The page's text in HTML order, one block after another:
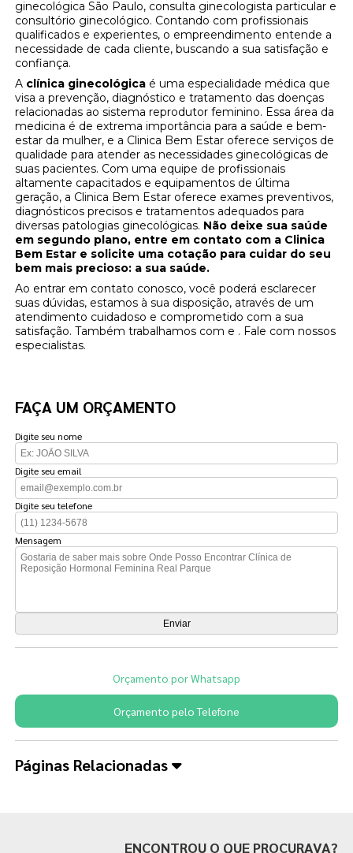
ginecológica São Paulo, consulta ginecologista particular e
consultório ginecológico. Contando com profissionais
qualificados e experientes, o empreendimento entende a
necessidade de cada cliente, buscando a sua satisfação e
confiança.
A clínica ginecológica é uma especialidade médica que
visa a prevenção, diagnóstico e tratamento das doenças
relacionadas ao sistema reprodutor feminino. Essa área da
medicina é de extrema importância para a saúde e bem-
estar da mulher, e a Clinica Bem Estar oferece serviços de
qualidade para atender as necessidades ginecológicas de
suas pacientes. Com uma equipe de profissionais
altamente capacitados e equipamentos de última
geração, a Clinica Bem Estar oferece exames preventivos,
diagnósticos precisos e tratamentos adequados para
diversas patologias ginecológicas. Não deixe sua saúde
em segundo plano, entre em contato com a Clinica
Bem Estar e solicite uma cotação para cuidar do seu
bem mais precioso: a sua saúde.
Ao entrar em contato conosco, você poderá esclarecer
suas dúvidas, estamos à sua disposição, através de um
atendimento cuidadoso e comprometido com a sua
satisfação. Também trabalhamos com e . Fale com nossos
especialistas.
FAÇA UM ORÇAMENTO
Digite seu nome
Digite seu email
Digite seu telefone
Mensagem
Orçamento por Whatsapp
Orçamento pelo Telefone
Páginas Relacionadas
ENCONTROU O QUE PROCURAVA?